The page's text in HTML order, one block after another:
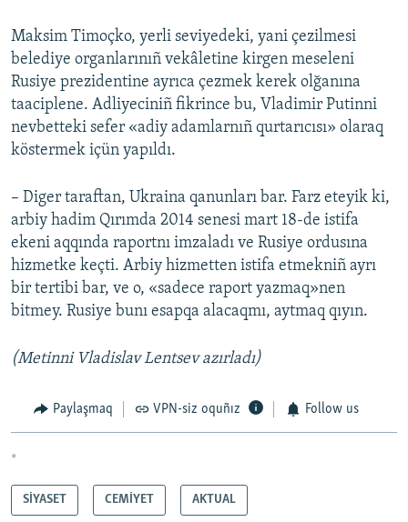
Maksim Timoçko, yerli seviyedeki, yani çezilmesi
belediye organlarınıñ vekâletine kirgen meseleni
Rusiye prezidentine ayrıca çezmek kerek olğanına
taaciplene. Adliyeciniñ fikrince bu, Vladimir Putinni
nevbetteki sefer «adiy adamlarnıñ qurtarıcısı» olaraq
köstermek içün yapıldı.
– Diger taraftan, Ukraina qanunları bar. Farz eteyik ki,
arbiy hadim Qırımda 2014 senesi mart 18-de istifa
ekeni aqqında raportnı imzaladı ve Rusiye ordusına
hizmetke keçti. Arbiy hizmetten istifa etmekniñ ayrı
bir tertibi bar, ve o, «sadece raport yazmaq»nen
bitmey. Rusiye bunı esapqa alacaqmı, aytmaq qıyın.
(Metinni Vladislav Lentsev azırladı)
Paylaşmaq VPN-siz oquñız Follow us
*
SİYASET CEMİYET AKTUAL